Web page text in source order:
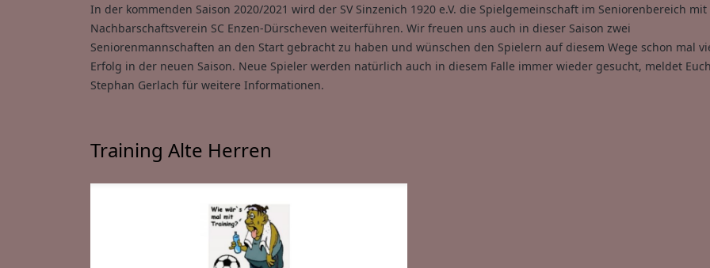
In der kommenden Saison 2020/2021 wird der SV Sinzenich 1920 e.V. die Spielgemeinschaft im Seniorenbereich
Nachbarschaftsverein SC Enzen-Dürscheven weiterführen. Wir freuen uns auch in dieser Saison zwei
Seniorenmannschaften an den Start gebracht zu haben und wünschen den Spielern auf diesem Wege schon mal
Erfolg in der neuen Saison. Neue Spieler werden natürlich auch in diesem Falle immer wieder gesucht, meldet
Stephan Gerlach für weitere Informationen.
Training Alte Herren